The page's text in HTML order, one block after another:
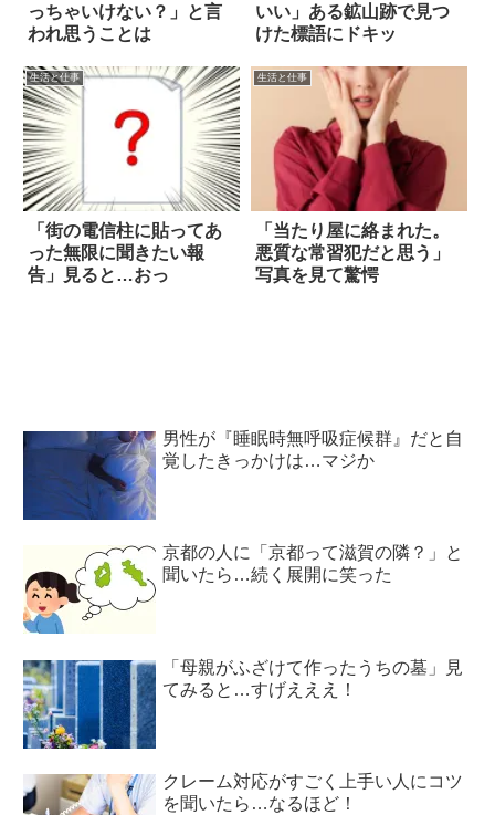
っちゃいけない？」と言
われ思うことは
いい」ある鉱山跡で見つ
けた標語にドキッ
生活と仕事
「街の電信柱に貼ってあ
った無限に聞きたい報
告」見ると…おっ
生活と仕事
「当たり屋に絡まれた。
悪質な常習犯だと思う」
写真を見て驚愕
男性が『睡眠時無呼吸症候群』だと自
覚したきっかけは…マジか
京都の人に「京都って滋賀の隣？」と
聞いたら…続く展開に笑った
「母親がふざけて作ったうちの墓」見
てみると…すげえええ！
クレーム対応がすごく上手い人にコツ
を聞いたら…なるほど！